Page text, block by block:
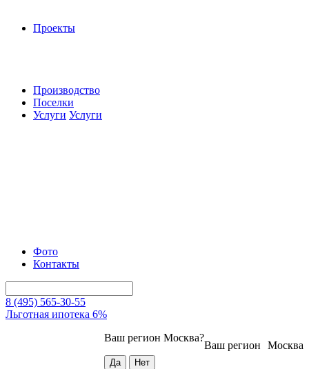
Проекты
Производство
Поселки
Услуги Услуги
Фото
Контакты
8 (495) 565-30-55
Льготная ипотека 6%
Москва
Ваш регион
Ваш регион Москва?